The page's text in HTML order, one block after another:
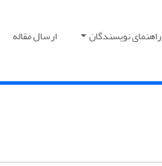
راهنمای نویسندگان ارسال مقاله